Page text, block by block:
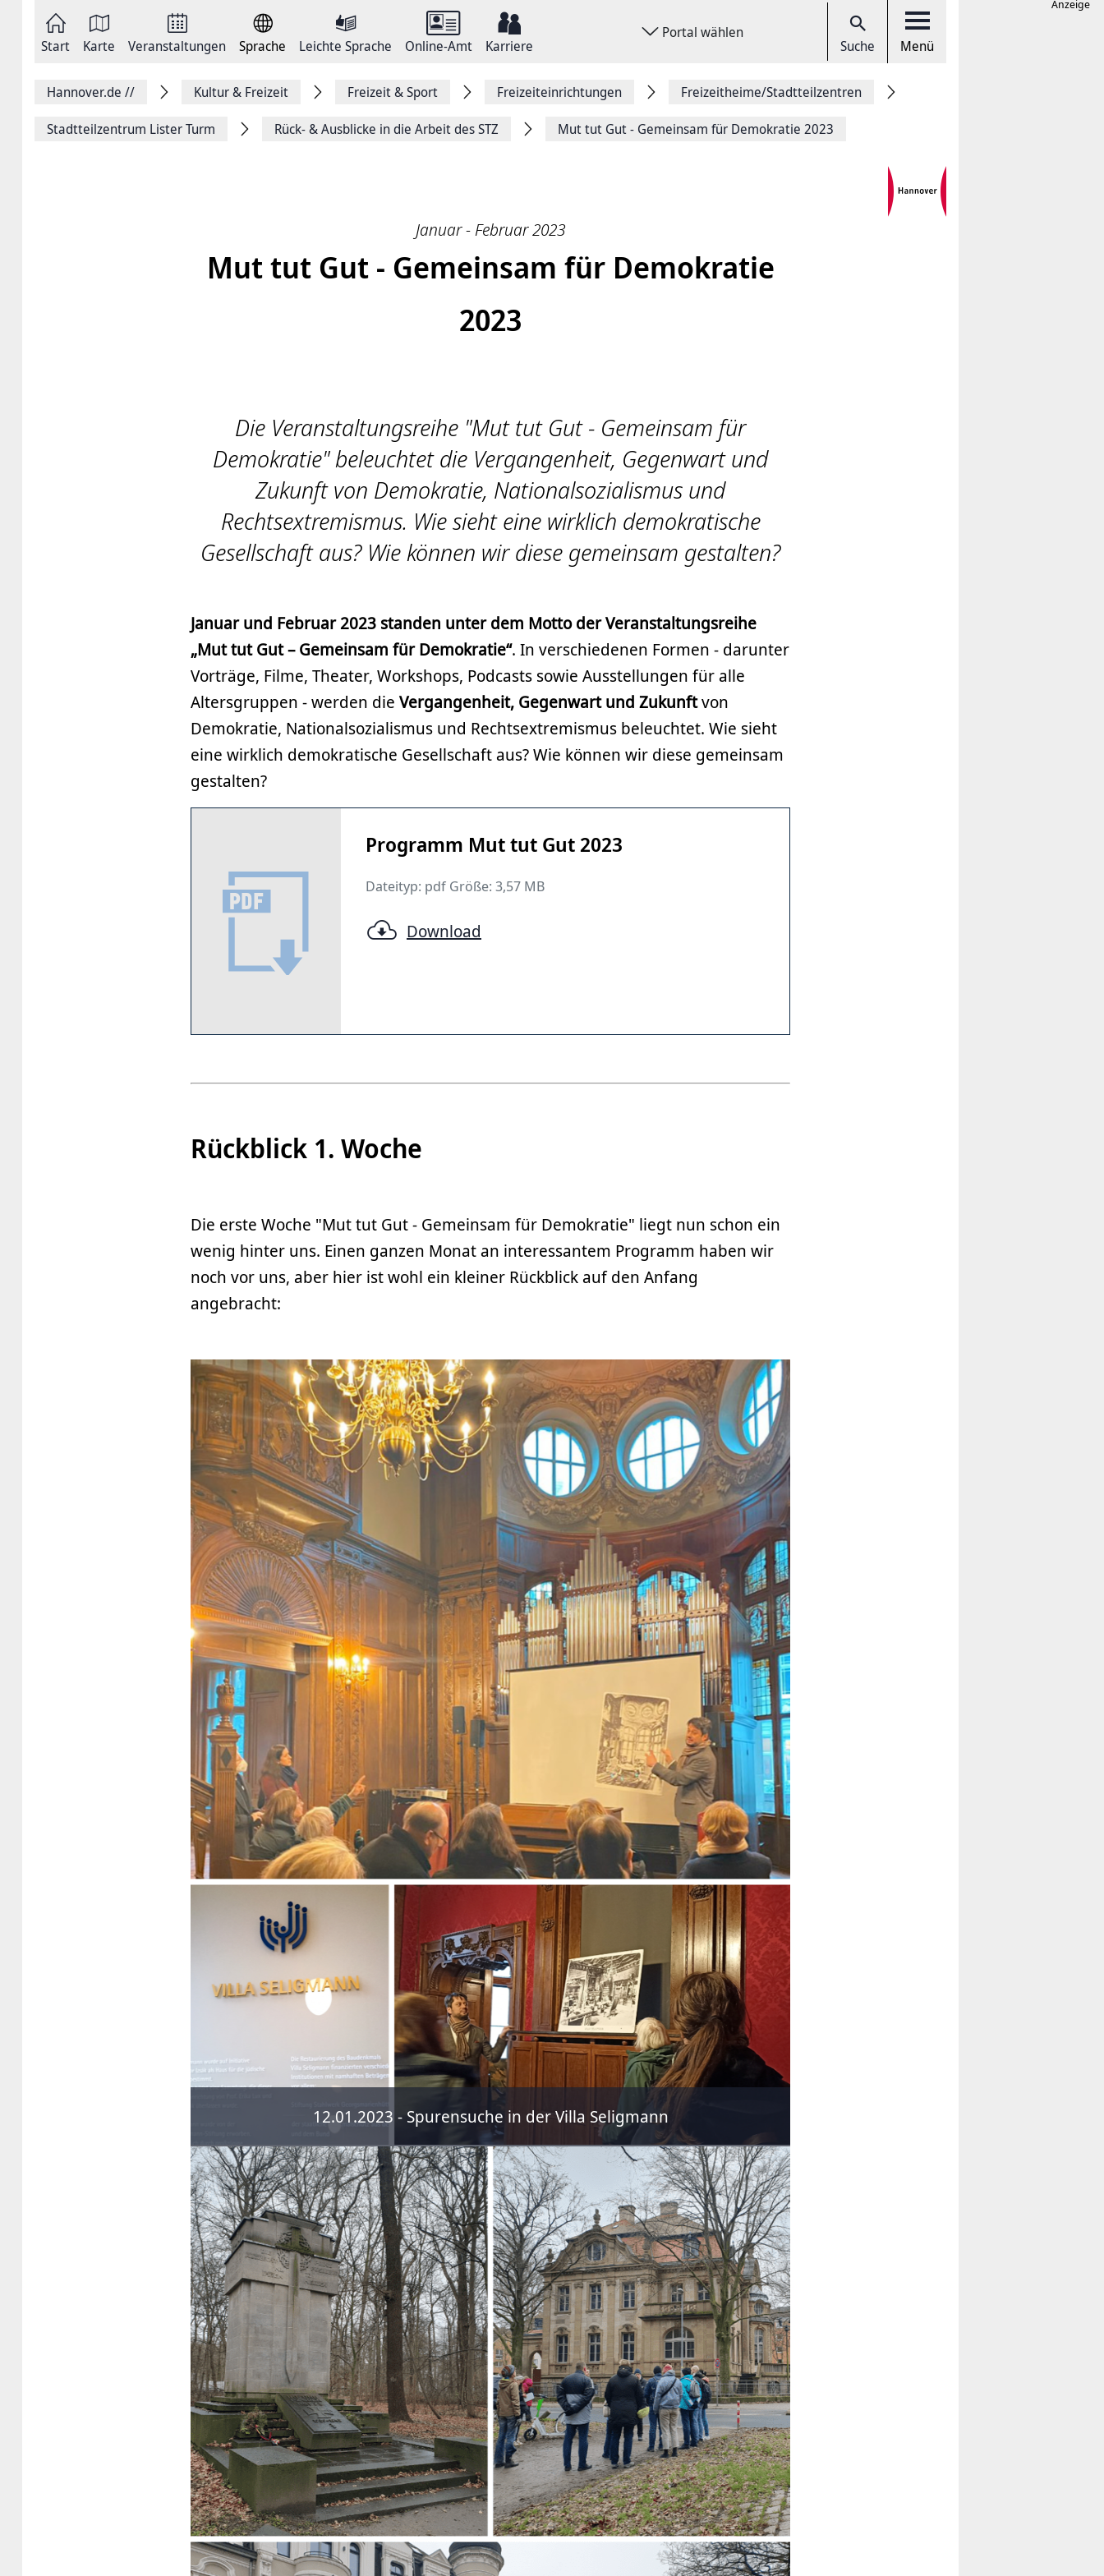
springen
Start Karte Veranstaltungen Sprache Leichte Sprache Online-Amt Karriere
Portal wählen
Suche Menü
FacebookHannover.de // Kultur & Freizeit Freizeit & Sport Freizeiteinrichtungen Freizeitheime/Stadtteilzentren
Stadtteilzentrum Lister Turm Rück- & Ausblicke in die Arbeit des STZ Mut tut Gut - Gemeinsam für Demokratie 2023
Januar - Februar 2023
Mut tut Gut - Gemeinsam für Demokratie
2023
Die Veranstaltungsreihe "Mut tut Gut - Gemeinsam für
Demokratie" beleuchtet die Vergangenheit, Gegenwart und
Zukunft von Demokratie, Nationalsozialismus und
Rechtsextremismus. Wie sieht eine wirklich demokratische
Gesellschaft aus? Wie können wir diese gemeinsam gestalten?
Januar und Februar 2023 standen unter dem Motto der Veranstaltungsreihe
„Mut tut Gut – Gemeinsam für Demokratie“. In verschiedenen Formen - darunter
Vorträge, Filme, Theater, Workshops, Podcasts sowie Ausstellungen für alle
Altersgruppen - werden die Vergangenheit, Gegenwart und Zukunftvon
Demokratie, Nationalsozialismus und Rechtsextremismus beleuchtet. Wie sieht
eine wirklich demokratische Gesellschaft aus? Wie können wir diese gemeinsam
gestalten?
Programm Mut tut Gut 2023
Dateityp: pdf Größe: 3,57 MB
Download
Rückblick 1. Woche
Die erste Woche "Mut tut Gut - Gemeinsam für Demokratie" liegt nun schon ein
wenig hinter uns. Einen ganzen Monat an interessantem Programm haben wir
noch vor uns, aber hier ist wohl ein kleiner Rückblick auf den Anfang
angebracht:
12.01.2023 - Spurensuche in der Villa Seligmann
Anzeige